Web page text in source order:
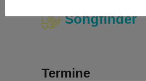
Songfinder
Termine